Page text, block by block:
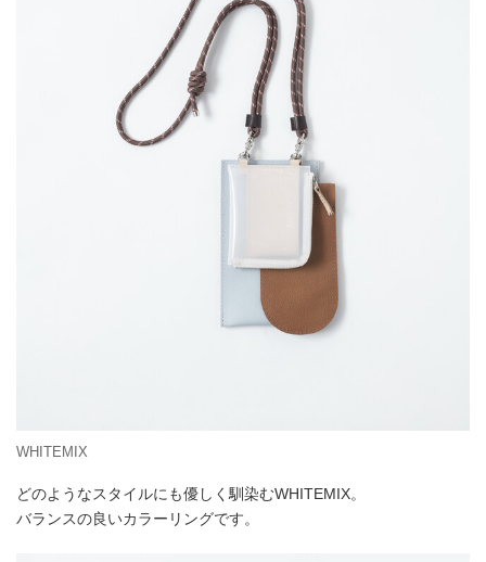
WHITEMIX
どのようなスタイルにも優しく馴染むWHITEMIX。
バランスの良いカラーリングです。